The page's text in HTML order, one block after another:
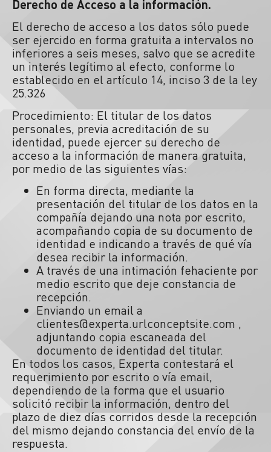
Derecho de Acceso a la información.
El derecho de acceso a los datos sólo puede
ser ejercido en forma gratuita a intervalos no
inferiores a seis meses, salvo que se acredite
un interés legítimo al efecto, conforme lo
establecido en el artículo 14, inciso 3 de la ley
25.326
Procedimiento: El titular de los datos
personales, previa acreditación de su
identidad, puede ejercer su derecho de
acceso a la información de manera gratuita,
por medio de las siguientes vías:
En forma directa, mediante la
presentación del titular de los datos en la
compañía dejando una nota por escrito,
acompañando copia de su documento de
identidad e indicando a través de qué vía
desea recibir la información.
A través de una intimación fehaciente por
medio escrito que deje constancia de
recepción.
Enviando un email a
clientes@experta.urlconceptsite.com ,
adjuntando copia escaneada del
documento de identidad del titular.
En todos los casos, Experta contestará el
requerimiento por escrito o vía email,
dependiendo de la forma que el usuario
solicitó recibir la información, dentro del
plazo de diez días corridos desde la recepción
del mismo dejando constancia del envío de la
respuesta.